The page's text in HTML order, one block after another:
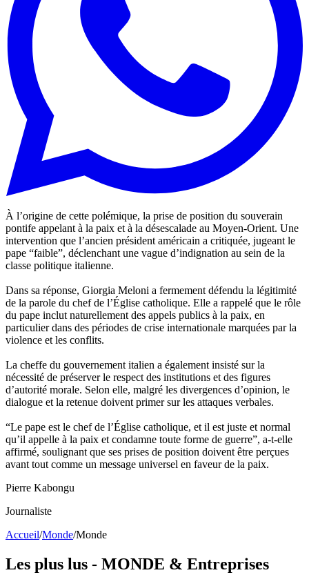
À l’origine de cette polémique, la prise de position du souverain
pontife appelant à la paix et à la désescalade au Moyen-Orient. Une
intervention que l’ancien président américain a critiquée, jugeant le
pape “faible”, déclenchant une vague d’indignation au sein de la
classe politique italienne.
Dans sa réponse, Giorgia Meloni a fermement défendu la légitimité
de la parole du chef de l’Église catholique. Elle a rappelé que le rôle
du pape inclut naturellement des appels publics à la paix, en
particulier dans des périodes de crise internationale marquées par la
violence et les conflits.
La cheffe du gouvernement italien a également insisté sur la
nécessité de préserver le respect des institutions et des figures
d’autorité morale. Selon elle, malgré les divergences d’opinion, le
dialogue et la retenue doivent primer sur les attaques verbales.
“Le pape est le chef de l’Église catholique, et il est juste et normal
qu’il appelle à la paix et condamne toute forme de guerre”, a-t-elle
affirmé, soulignant que ses prises de position doivent être perçues
avant tout comme un message universel en faveur de la paix.
Pierre Kabongu
Journaliste
Accueil/Monde/Monde
Les plus lus - MONDE & Entreprises